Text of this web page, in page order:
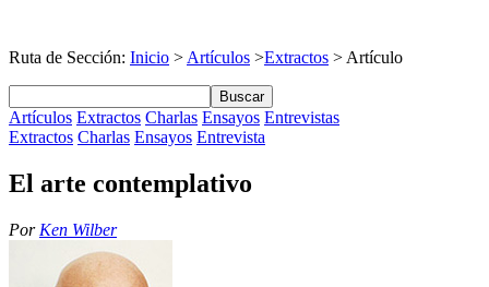
Ruta de Sección: Inicio > Artículos >Extractos > Artículo
Buscar
Artículos Extractos Charlas Ensayos Entrevistas
Extractos Charlas Ensayos Entrevista
El arte contemplativo
Por Ken Wilber